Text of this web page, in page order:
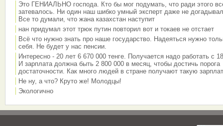
Это ГЕНИАЛЬНО господа. Кто бы мог подумать, что ради этого
затевалось. Ни один наш шибко умный эксперт даже не
Все то думали, что жана казахстан наступит
нан придумал этот трюк путин повторил вот и токаев не отстает
Всё что нужно знать про наше государство. Надеяться нужно
себя. Не будет у нас пенсии.
Интересно - 20 лет 6 670 000 тенге. Получается надо работать с
И зарплата должна быть 2 800 000 в месяц, чтобы достичь порога
достаточности. Как много людей в стране получают такую
Не ну, а что? Круто же! Молодцы!
Экологично